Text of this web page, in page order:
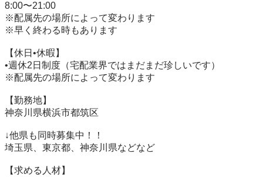
8:00〜21:00
※配属先の場所によって変わります
※早く終わる時もあります
【休日•休暇】
•週休2日制度（宅配業界ではまだまだ珍しいです）
※配属先の場所によって変わります
【勤務地】
神奈川県横浜市都筑区
↓他県も同時募集中！！
埼玉県、東京都、神奈川県などなど
【求める人材】